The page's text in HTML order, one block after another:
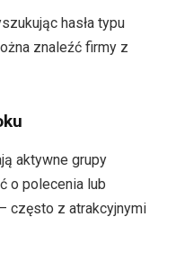
hasła typu
znaleźć firmy z
aktywne grupy
o polecenia lub
często z atrakcyjnymi